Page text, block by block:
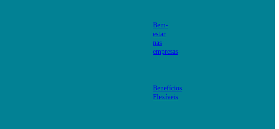
Bem-
estar
nas
empresas
Benefícios
Flexíveis